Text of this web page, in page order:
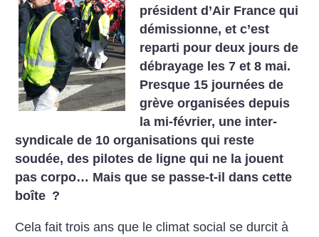
président d’Air France qui
démissionne, et c’est
reparti pour deux jours de
débrayage les 7 et 8 mai.
Presque 15 journées de
grève organisées depuis
la mi-février, une inter­
syndicale de 10 organisations qui reste
soudée, des pilotes de ligne qui ne la jouent
pas corpo… Mais que se passe-t-il dans cette
boîte ?
Cela fait trois ans que le climat social se durcit à